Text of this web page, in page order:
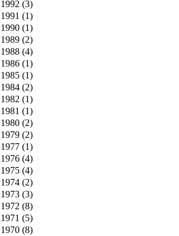
1992 (3)
1991 (1)
1990 (1)
1989 (2)
1988 (4)
1986 (1)
1985 (1)
1984 (2)
1982 (1)
1981 (1)
1980 (2)
1979 (2)
1977 (1)
1976 (4)
1975 (4)
1974 (2)
1973 (3)
1972 (8)
1971 (5)
1970 (8)